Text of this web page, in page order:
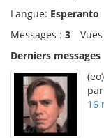
Langue: Esperanto
Messages : 3
Derniers messages
(eo)
par
16